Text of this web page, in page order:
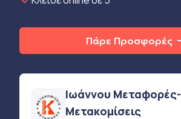
Πάρε Προσφορές
Ιωάννου Μεταφορές-
Μετακομίσεις